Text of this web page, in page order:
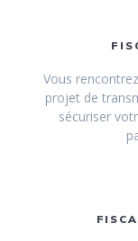
Vous
projet de
sécuriser